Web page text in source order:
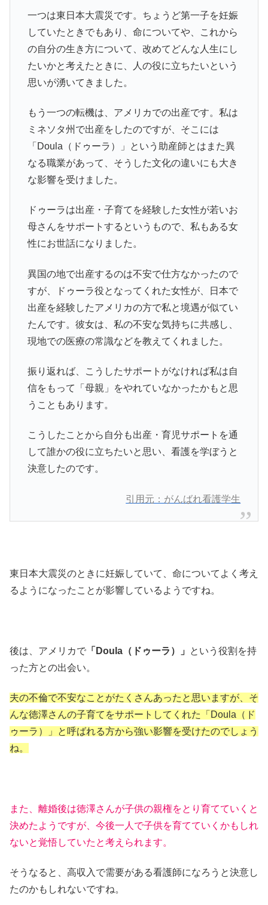
一つは東日本大震災です。ちょうど第一子を妊娠
していたときでもあり、命についてや、これから
の自分の生き方について、改めてどんな人生にし
たいかと考えたときに、人の役に立ちたいという
思いが湧いてきました。
もう一つの転機は、アメリカでの出産です。私は
ミネソタ州で出産をしたのですが、そこには
「Doula（ドゥーラ）」という助産師とはまた異
なる職業があって、そうした文化の違いにも大き
な影響を受けました。
ドゥーラは出産・子育てを経験した女性が若いお
母さんをサポートするというもので、私もある女
性にお世話になりました。
異国の地で出産するのは不安で仕方なかったので
すが、ドゥーラ役となってくれた女性が、日本で
出産を経験したアメリカの方で私と境遇が似てい
たんです。彼女は、私の不安な気持ちに共感し、
現地での医療の常識などを教えてくれました。
振り返れば、こうしたサポートがなければ私は自
信をもって「母親」をやれていなかったかもと思
うこともあります。
こうしたことから自分も出産・育児サポートを通
して誰かの役に立ちたいと思い、看護を学ぼうと
決意したのです。
引用元：がんばれ看護学生
東日本大震災のときに妊娠していて、命についてよく考え
るようになったことが影響しているようですね。
後は、アメリカで 「Doula（ドゥーラ）」
という役割を持
った方との出会い。
夫の不倫で不安なことがたくさんあったと思いますが、そ
んな徳澤さんの子育てをサポートしてくれた「Doula（ド
ゥーラ）」と呼ばれる方から強い影響を受けたのでしょう
ね。
また、離婚後は徳澤さんが子供の親権をとり育てていくと
決めたようですが、今後一人で子供を育てていくかもしれ
ないと覚悟していたと考えられます。
そうなると、高収入で需要がある看護師になろうと決意し
たのかもしれないですね。